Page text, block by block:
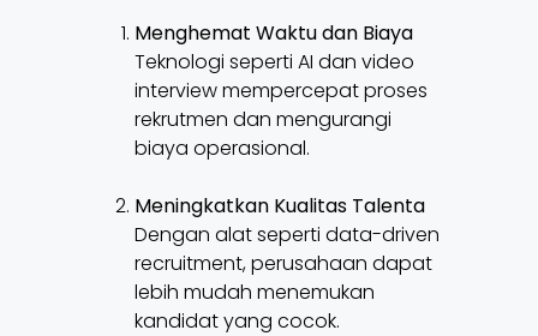
Menghemat Waktu dan Biaya
Teknologi seperti AI dan video
interview mempercepat proses
rekrutmen dan mengurangi
biaya operasional.
Meningkatkan Kualitas Talenta
Dengan alat seperti data-driven
recruitment, perusahaan dapat
lebih mudah menemukan
kandidat yang cocok.